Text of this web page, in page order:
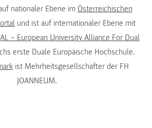
nationaler Ebene im Österreichischen
und ist auf internationaler Ebene mit
– European University Alliance For Dual
erste Duale Europäische Hochschule.
ist Mehrheitsgesellschafter der FH
JOANNEUM.